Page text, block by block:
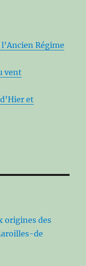
Régime
vent
et
origines des
de